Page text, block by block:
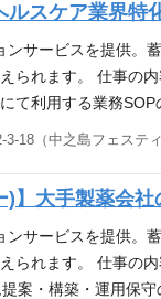
特に研究・開発
ポイント 【日立グ
いＩＣＴソリュー
スケア業界特
サービスを提供
られます。 仕事の
て利用する業務
及び医療機器の生
システム(財務会計
経験は不問です
製薬企業を中心と
る会社です。
18（中之島フェステ
】大手製薬会
サービスを提供
られます。 仕事の
案・構築・運用保